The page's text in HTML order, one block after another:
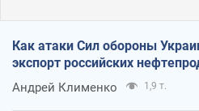
Как атаки Сил обороны
экспорт российских
Андрей Клименко 1,9 т.